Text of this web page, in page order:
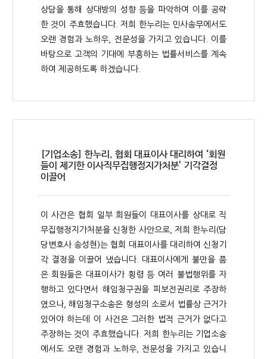
상담을 통해 상대방의 성향 등을 파악하여 이를 공략
한 것이 주효했습니다. 저희 한누리는 민사송무에서도
오랜 경험과 노하우, 전문성을 가지고 있습니다. 이를
바탕으로 고객의 기대에 부흥하는 법률서비스를 계속
하여 제공하도록 하겠습니다.
[기업소송] 한누리, 협회 대표이사 대리하여 ‘회원
들이 제기한 이사직무집행정지가처분’ 기각결정
이끌어
이 사건은 협회 일부 회원들이 대표이사를 상대로 직
무집행정지가처분을 신청한 사안으로, 저희 한누리(담
당변호사 송성현)는 협회 대표이사를 대리하여 신청기
각 결정을 이끌어 냈습니다. 대표이사에게 불만을 품
은 회원들은 대표이사가 횡령 등 여러 불법행위를 자
행하고 있다면서 해임청구권을 피보전권리로 주장하
였으나, 해임청구소송은 형성의 소로서 법률상 근거가
있어야 하는데 이 사건은 그러한 법적 근거가 없다고
주장하는 것이 주효했습니다. 저희 한누리는 기업소송
에서도 오랜 경험과 노하우, 전문성을 가지고 있습니